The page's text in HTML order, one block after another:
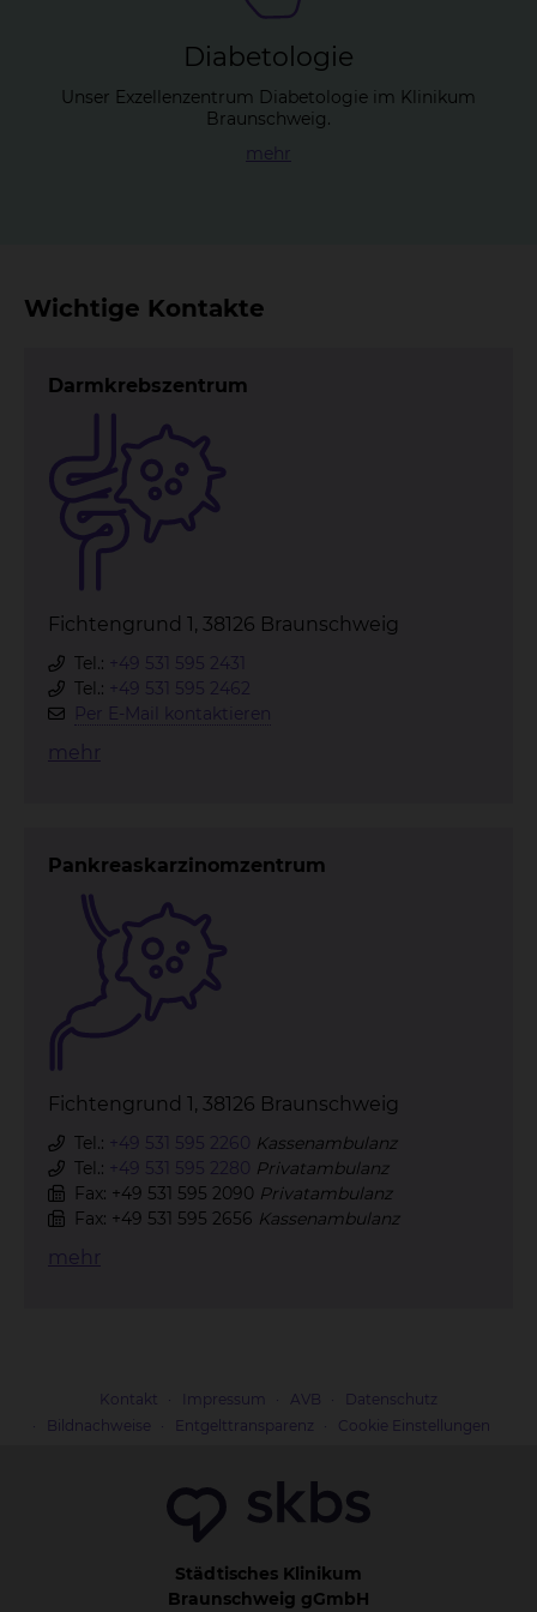
Dia­be­to­lo­gie
Unser Exzellenzentrum Diabetologie im Klinikum
Braunschweig.
mehr
Wichtige Kontakte
Darmkrebszentrum
Fichtengrund 1, 38126 Braunschweig
Tel.: +49 531 595 2431
Tel.: +49 531 595 2462
Per E-Mail kontaktieren
mehr
Pankreaskarzinomzentrum
Fichtengrund 1, 38126 Braunschweig
Tel.: +49 531 595 2260 Kassenambulanz
Tel.: +49 531 595 2280 Privatambulanz
Fax: +49 531 595 2090 Privatambulanz
Fax: +49 531 595 2656 Kassenambulanz
mehr
Kontakt Impressum AVB
Datenschutz
Bildnachweise
Entgelttransparenz Cookie Einstellungen
Städtisches Klinikum
Braunschweig gGmbH